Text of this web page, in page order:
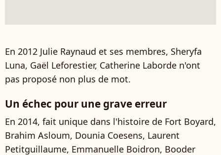
En 2012 Julie Raynaud et ses membres, Sheryfa
Luna, Gaël Leforestier, Catherine Laborde n'ont
pas proposé non plus de mot.
Un échec pour une grave erreur
En 2014, fait unique dans l'histoire de Fort Boyard,
Brahim Asloum, Dounia Coesens, Laurent
Petitguillaume, Emmanuelle Boidron, Booder